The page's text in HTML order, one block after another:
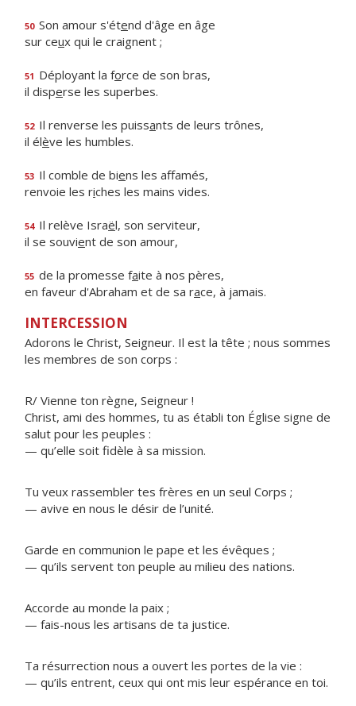
50 Son amour s'étend d'âge en âge
sur ceux qui le craignent ;
51 Déployant la force de son bras,
il disperse les superbes.
52 Il renverse les puissants de leurs trônes,
il élève les humbles.
53 Il comble de biens les affamés,
renvoie les riches les mains vides.
54 Il relève Israël, son serviteur,
il se souvient de son amour,
55 de la promesse faite à nos pères,
en faveur d'Abraham et de sa race, à jamais.
INTERCESSION
Adorons le Christ, Seigneur. Il est la tête ; nous sommes
les membres de son corps :
R/ Vienne ton règne, Seigneur !
Christ, ami des hommes, tu as établi ton Église signe de
salut pour les peuples :
— qu’elle soit fidèle à sa mission.
Tu veux rassembler tes frères en un seul Corps ;
— avive en nous le désir de l’unité.
Garde en communion le pape et les évêques ;
— qu’ils servent ton peuple au milieu des nations.
Accorde au monde la paix ;
— fais-nous les artisans de ta justice.
Ta résurrection nous a ouvert les portes de la vie :
— qu’ils entrent, ceux qui ont mis leur espérance en toi.